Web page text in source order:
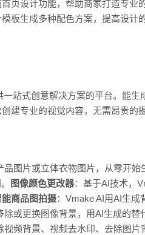
页设计功能，帮助商家打造专业
板生成多种配色方案，提高设计
站式创意解决方案的平台。能
建专业的视觉内容，无需昂贵的
品图片或立体衣物图片，从零开
图像颜色更改器：基于AI技术，
能商品图拍摄：Vmake AI用AI生
除或更换图像背景，用AI生成的替
频背景、视频去水印、去除图